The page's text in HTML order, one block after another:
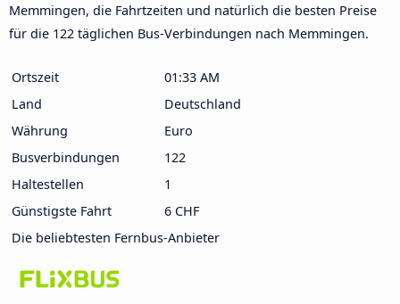
Memmingen, die Fahrtzeiten und natürlich die besten Preise
für die 122 täglichen Bus-Verbindungen nach Memmingen.
Ortszeit
01:33 AM
Land
Deutschland
Währung
Euro
Busverbindungen
122
Haltestellen
1
Günstigste Fahrt
6 CHF
Die beliebtesten Fernbus-Anbieter